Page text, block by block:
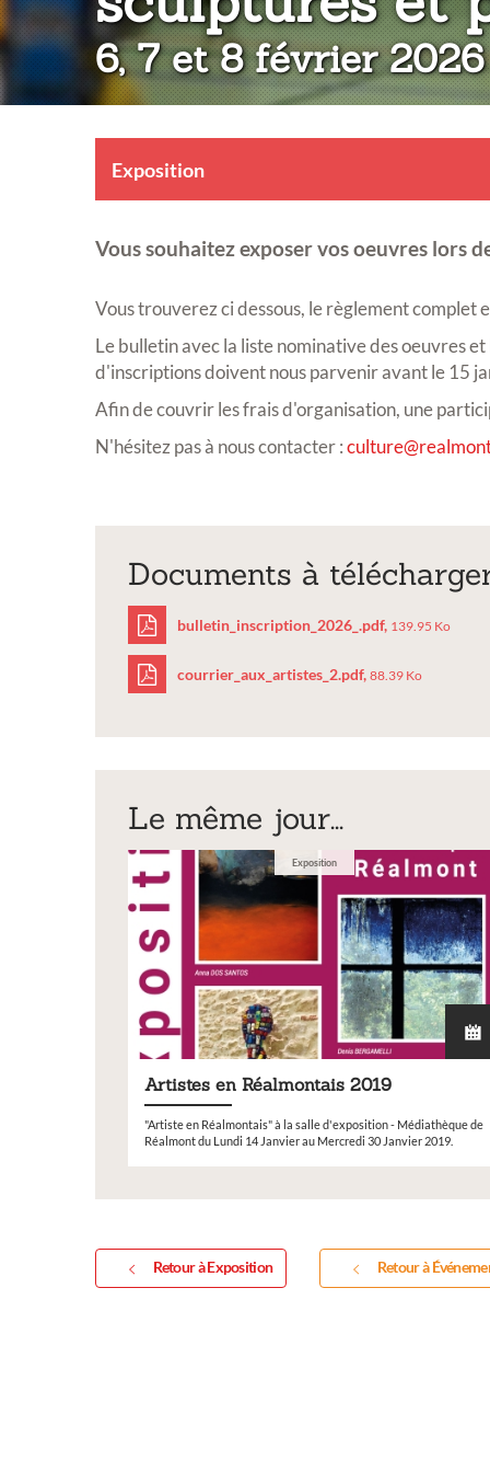
6, 7 et 8 février 2026
Exposition
Vous souhaitez exposer vos oeuvres lors
Vous trouverez ci dessous, le règlement complet
Le bulletin avec la liste nominative des oeuvres
d'inscriptions doivent nous parvenir avant le 15
Afin de couvrir les frais d'organisation, une
N'hésitez pas à nous contacter :
Documents à
bulletin_inscription_2026_.pdf, 139.95 Ko
courrier_aux_artistes_2.pdf, 88.39 Ko
Le même jour...
Exposition
Artistes en Réalmontais 2019
"Artiste en Réalmontais" à la salle d'exposition - Médiathèque de
Réalmont du Lundi 14 Janvier au Mercredi 30 Janvier 2019.
Retour à Exposition Retour à
Exposition